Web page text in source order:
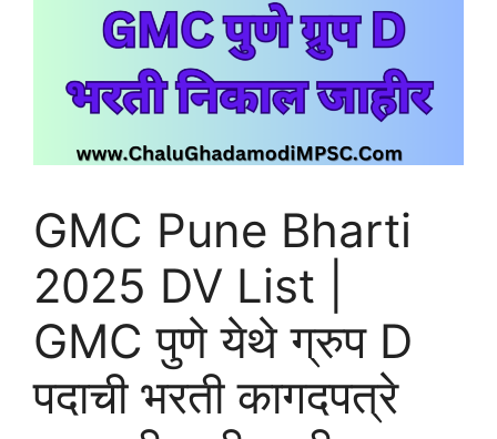
GMC Pune Bharti
2025 DV List |
GMC पुणे येथे ग्रुप D
पदाची भरती कागदपत्रे